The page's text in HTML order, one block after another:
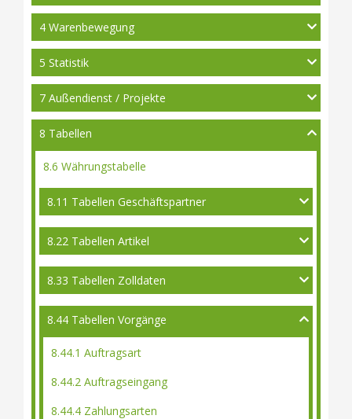
4 Warenbewegung
5 Statistik
7 Außendienst / Projekte
8 Tabellen
8.6 Währungstabelle
8.11 Tabellen Geschäftspartner
8.22 Tabellen Artikel
8.33 Tabellen Zolldaten
8.44 Tabellen Vorgänge
8.44.1 Auftragsart
8.44.2 Auftragseingang
8.44.4 Zahlungsarten